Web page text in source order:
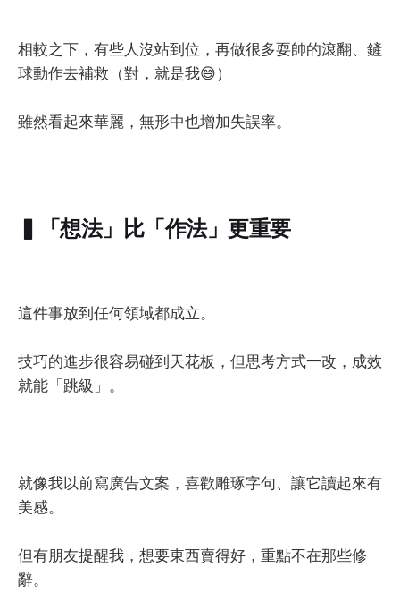
相較之下，有些人沒站到位，再做很多耍帥的滾翻、鏟
球動作去補救（對，就是我😅）
雖然看起來華麗，無形中也增加失誤率。
▍「想法」比「作法」更重要
這件事放到任何領域都成立。
技巧的進步很容易碰到天花板，但思考方式一改，成效
就能「跳級」。
就像我以前寫廣告文案，喜歡雕琢字句、讓它讀起來有
美感。
但有朋友提醒我，想要東西賣得好，重點不在那些修
辭。